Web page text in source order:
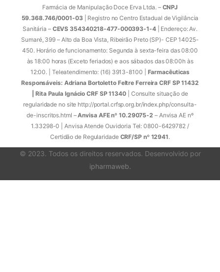
Farmácia de Manipulação Doce Erva Ltda. – CNPJ
59.368.746/0001-03| Registro no Centro Estadual de Vigilância
Sanitária –CEVS 354340218-477-000393-1-4| Endereço: Av.
Sumaré, 399 – Alto da Boa Vista, Ribeirão Preto (SP)- CEP 14025-
450. Horário de funcionamento: Segunda à sexta-feira das 08:00
às 18:00 horas (Exceto feriados) e aos sábados das 08:00h às
12:00. | Teleatendimento: (16) 3913-8100 | Farmacêuticas
Responsáveis: Adriana Bortoletto Feltre Ferreira CRF SP 11432
| Rita Paula Ignácio CRF SP 11340 | Consulte situação de
regularidade no site http://portal.crfsp.org.br/index.php/consulta-
de-inscritos.html –Anvisa AFE nº 10.29075-2 – Anvisa AE nº
1.33298-0 | Anvisa Atende Ouvidoria Tel: 0800-6429782 /
Certidão de Regularidade CRF/SP nº 12941.
© 2023. Todos os direitos reservados. Desenvolvido por
ipharmaweb.